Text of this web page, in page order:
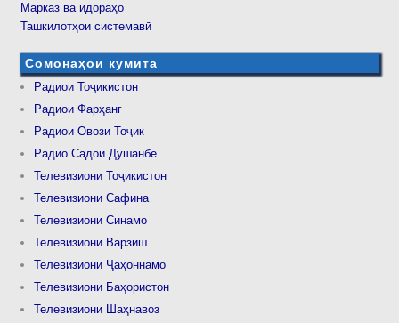
Марказ ва идораҳо
Ташкилотҳои системавӣ
Сомонаҳои кумита
Радиои Тоҷикистон
Радиои Фарҳанг
Радиои Овози Тоҷик
Радио Садои Душанбе
Телевизиони Тоҷикистон
Телевизиони Сафина
Телевизиони Синамо
Телевизиони Варзиш
Телевизиони Ҷаҳоннамо
Телевизиони Баҳористон
Телевизиони Шаҳнавоз